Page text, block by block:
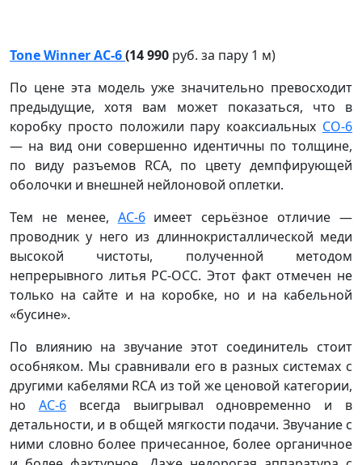
Tone Winner AC-6(14 990 руб. за пару 1 м)
По цене эта модель уже значительно превосходит
предыдущие, хотя вам может показаться, что в
коробку просто положили пару коаксиальных CO-6
— на вид они совершенно идентичны по толщине,
по виду разъемов RCA, по цвету демпфирующей
оболочки и внешней нейлоновой оплетки.
Тем не менее, AC-6имеет серьёзное отличие —
проводник у него из длиннокристаллической меди
высокой чистоты, полученной методом
непрерывного литья PC-OCC. Этот факт отмечен не
только на сайте и на коробке, но и на кабельной
«бусине».
По влиянию на звучание этот соединитель стоит
особняком. Мы сравнивали его в разных системах с
другими кабелями RCA из той же ценовой категории,
но AC-6всегда выигрывал одновременно и в
детальности, и в общей мягкости подачи. Звучание с
ними словно более причесанное, более органичное